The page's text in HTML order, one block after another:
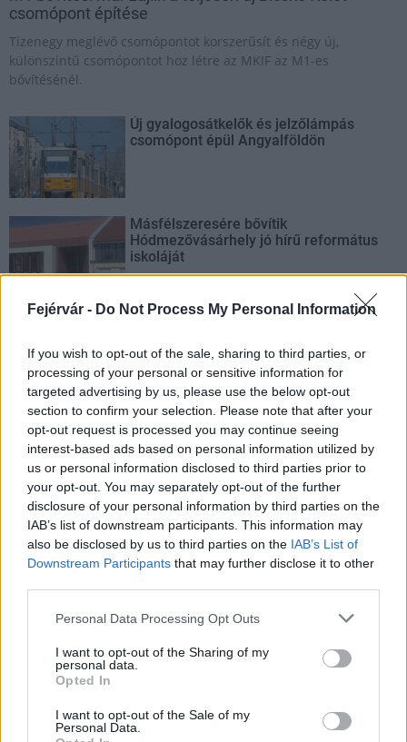
Fejérvár - Do Not Process My Personal Information
If you wish to opt-out of the sale, sharing to third parties, or
processing of your personal or sensitive information for
targeted advertising by us, please use the below opt-out
section to confirm your selection. Please note that after your
opt-out request is processed you may continue seeing
interest-based ads based on personal information utilized by
us or personal information disclosed to third parties prior to
your opt-out. You may separately opt-out of the further
disclosure of your personal information by third parties on the
IAB’s list of downstream participants. This information may
also be disclosed by us to third parties on the IAB’s List of
Downstream Participants that may further disclose it to other
Please note that this website/app uses one or more Google
not limited to your visit or usage behaviour. You may click to
grant or deny consent to Google and its third-party tags to
use your data for below specified purposes in below Google
consent section.
Personal Data Processing Opt Outs
I want to opt-out of the Sharing of my
personal data.
Opted In
I want to opt-out of the Sale of my
Personal Data.
csomópont építése
Tizenegy meglévő csomópontot korszerűsít és négy új,
különszintű csomópontot hoz létre az MKIF az M1-es
bővítésénél.
Új gyalogosátkelők és jelzőlámpás
csomópont épül Angyalföldön
Másfélszeresére bővítik
Hódmezővásárhely jó hírű református
iskoláját
Paks II.: Mit jelent az 5. blokk új
mérföldköve a felülvizsgálat
árnyékában?
AJÁNLJUK MÉG
Országos hírek